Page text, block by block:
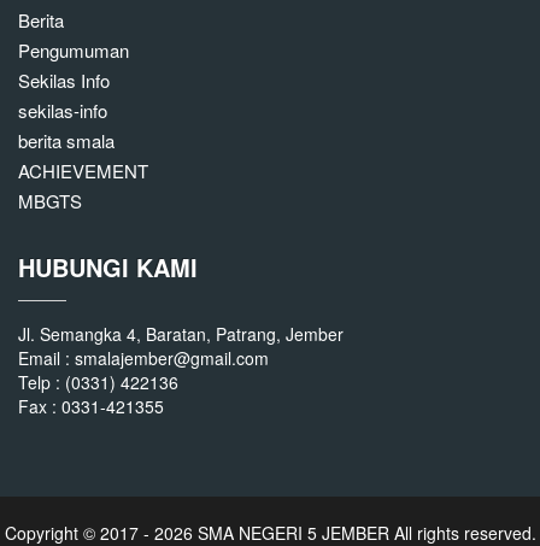
Berita
Pengumuman
Sekilas Info
sekilas-info
berita smala
ACHIEVEMENT
MBGTS
HUBUNGI KAMI
Jl. Semangka 4, Baratan, Patrang, Jember
Email : smalajember@gmail.com
Telp : (0331) 422136
Fax : 0331-421355
Copyright © 2017 - 2026 SMA NEGERI 5 JEMBERAll rights reserved.